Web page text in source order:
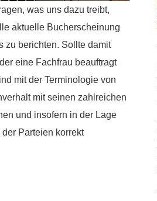
was uns dazu treibt,
aktuelle Bucherscheinung
zu berichten. Sollte damit
eine Fachfrau beauftragt
mit der Terminologie von
mit seinen zahlreichen
und insofern in der Lage
Parteien korrekt